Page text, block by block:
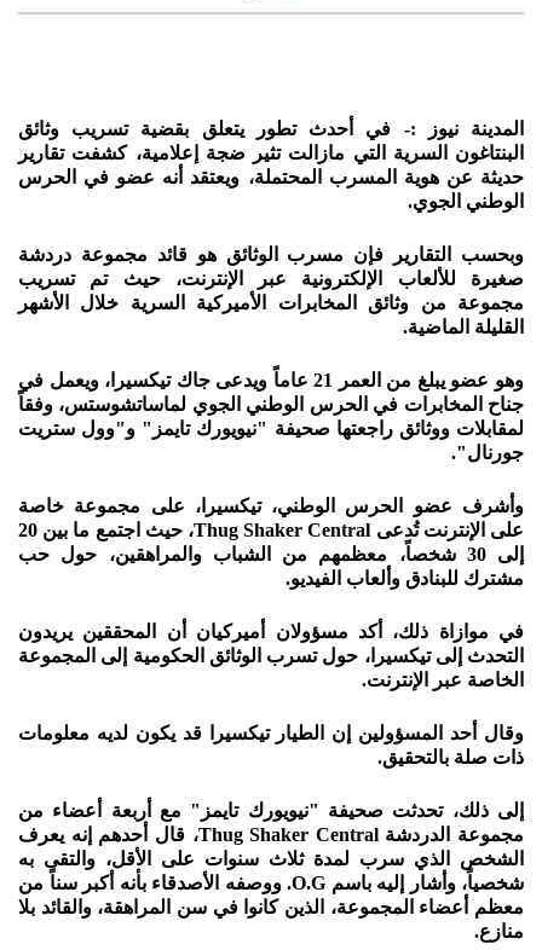
المدينة نيوز :- في أحدث تطور يتعلق بقضية تسريب وثائق
البنتاغون السرية التي مازالت تثير ضجة إعلامية، كشفت تقارير
حديثة عن هوية المسرب المحتملة، ويعتقد أنه عضو في الحرس
الوطني الجوي.
وبحسب التقارير فإن مسرب الوثائق هو قائد مجموعة دردشة
صغيرة للألعاب الإلكترونية عبر الإنترنت، حيث تم تسريب
مجموعة من وثائق المخابرات الأميركية السرية خلال الأشهر
القليلة الماضية.
وهو عضو يبلغ من العمر 21 عاماً ويدعى جاك تيكسيرا، ويعمل في
جناح المخابرات في الحرس الوطني الجوي لماساتشوستس، وفقاً
لمقابلات ووثائق راجعتها صحيفة "نيويورك تايمز" و"وول ستريت
جورنال".
وأشرف عضو الحرس الوطني، تيكسيرا، على مجموعة خاصة
على الإنترنت تُدعى Thug Shaker Central، حيث اجتمع ما بين 20
إلى 30 شخصاً، معظمهم من الشباب والمراهقين، حول حب
مشترك للبنادق وألعاب الفيديو.
في موازاة ذلك، أكد مسؤولان أميركيان أن المحققين يريدون
التحدث إلى تيكسيرا، حول تسرب الوثائق الحكومية إلى المجموعة
الخاصة عبر الإنترنت.
وقال أحد المسؤولين إن الطيار تيكسيرا قد يكون لديه معلومات
ذات صلة بالتحقيق.
إلى ذلك، تحدثت صحيفة "نيويورك تايمز" مع أربعة أعضاء من
مجموعة الدردشة Thug Shaker Central، قال أحدهم إنه يعرف
الشخص الذي سرب لمدة ثلاث سنوات على الأقل، والتقى به
شخصياً، وأشار إليه باسم O.G. ووصفه الأصدقاء بأنه أكبر سناً من
معظم أعضاء المجموعة، الذين كانوا في سن المراهقة، والقائد بلا
منازع.